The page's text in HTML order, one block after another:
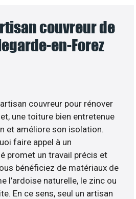
couvreur de
en-Forez
couvreur pour rénover
une toiture bien entretenue
et améliore son isolation.
faire appel à un
promet un travail précis et
bénéficiez de matériaux de
l’ardoise naturelle, le zinc ou
En ce sens, seul un artisan